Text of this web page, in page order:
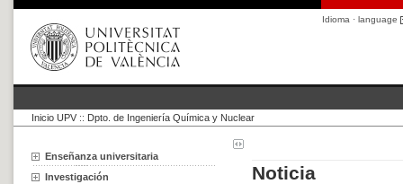
Idioma · language
Inicio UPV :: Dpto. de Ingeniería Química y Nuclear
Enseñanza universitaria
Investigación
Noticia